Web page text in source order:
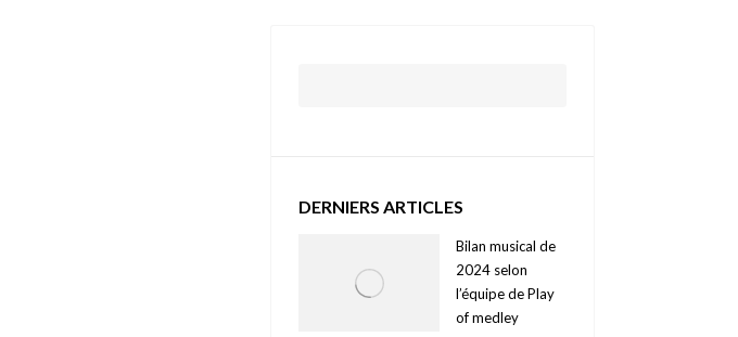
DERNIERS ARTICLES
Bilan musical de
2024 selon
l’équipe de Play
of medley